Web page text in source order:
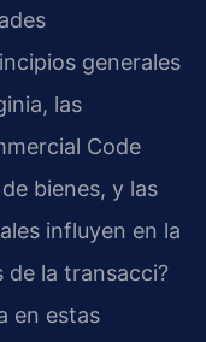
generales
las
Code
bienes, y las
influyen en la
de la transacci?
en estas